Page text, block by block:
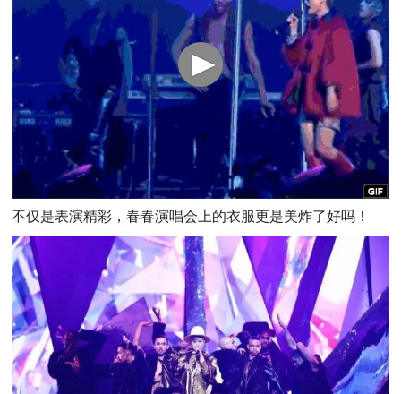
不仅是表演精彩，春春演唱会上的衣服更是美炸了好吗！